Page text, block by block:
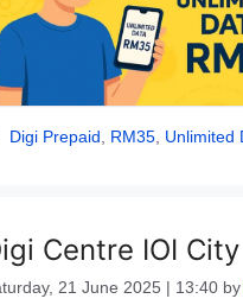
Tags
Digi Prepaid RM35 Unlimited
Centre IOI
21 June 2025 | 13:40 by